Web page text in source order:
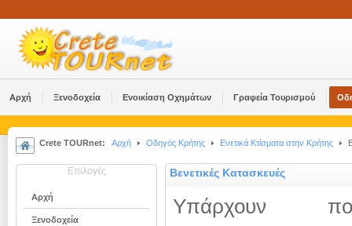
Αρχή Ξενοδοχεία Ενοικίαση Οχημάτων Γραφεία Τουρισμού
Crete TOURnet: Αρχή Οδηγός Κρήτης Ενετικά Κτίσματα στην Κρήτης
Επιλογές
Αρχή
Ξενοδοχεία
Βενετικές Κατασκευές
Υπάρχουν